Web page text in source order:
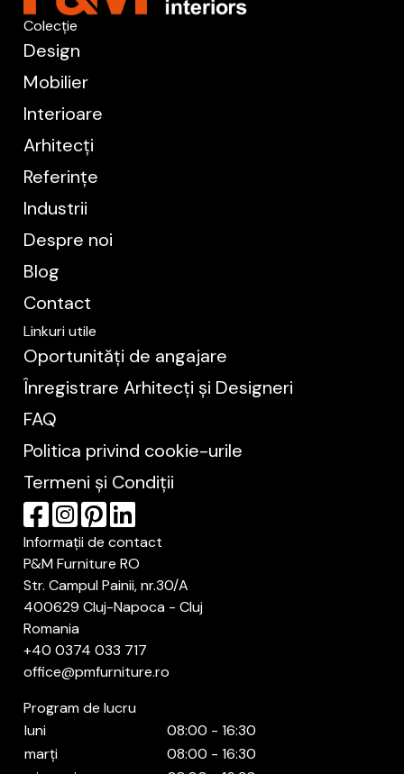
Colecție
Design
Mobilier
Interioare
Arhitecți
Referințe
Industrii
Despre noi
Blog
Contact
Linkuri utile
Oportunități de angajare
Înregistrare Arhitecți și Designeri
FAQ
Politica privind cookie-urile
Termeni și Condiții
Informații de contact
P&M Furniture RO
Str. Campul Painii, nr.30/A
400629 Cluj-Napoca - Cluj
Romania
+40 0374 033 717
office@pmfurniture.ro
Program de lucru
luni
08:00 - 16:30
marți
08:00 - 16:30